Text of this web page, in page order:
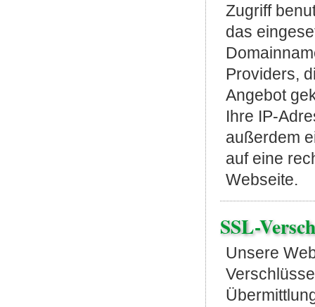
Zugriff
das
Providers,
Angebot
Ihre IP-
außerdem
auf eine
Webseite.
SSL-
Unsere